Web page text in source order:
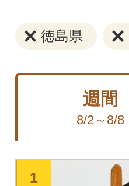
徳島県
週間
8/2～8/8
1